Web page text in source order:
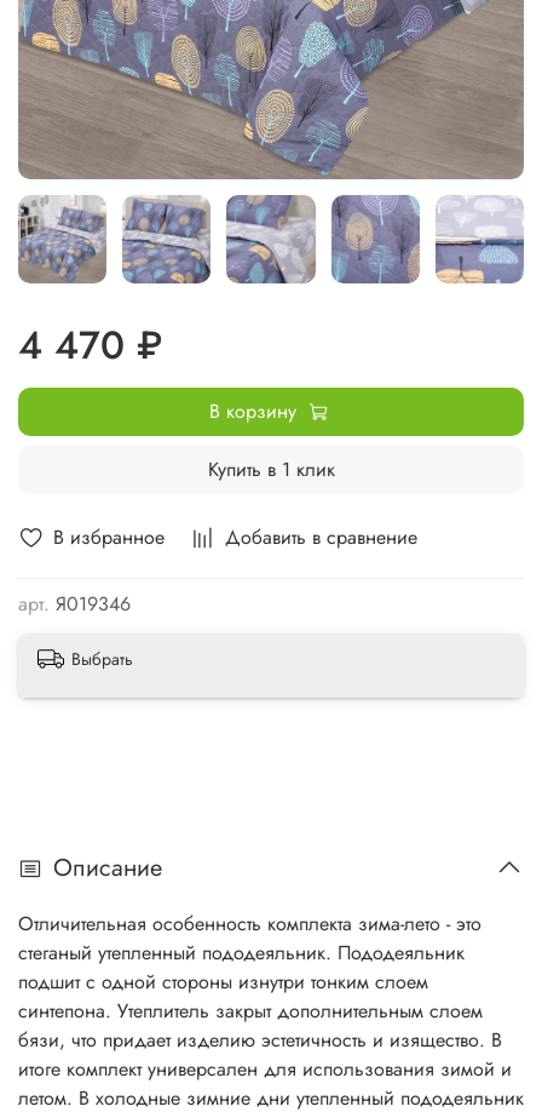
В избранное Добавить в сравнение
арт. Я019346
4 470 ₽
В корзину
Купить в 1 клик
Выбрать
Описание
Отличительная особенность комплекта зима-лето - это
стеганый утепленный пододеяльник. Пододеяльник
подшит с одной стороны изнутри тонким слоем
синтепона. Утеплитель закрыт дополнительным слоем
бязи, что придает изделию эстетичность и изящество. В
итоге комплект универсален для использования зимой и
летом. В холодные зимние дни утепленный пододеяльник